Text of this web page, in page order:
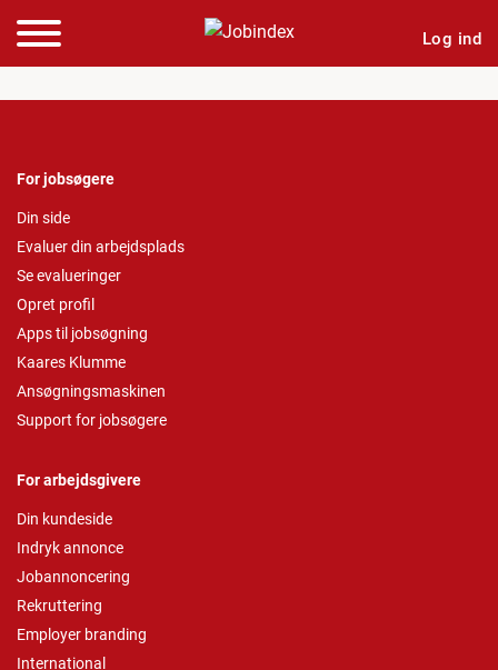
Log ind
For jobsøgere
Din side
Evaluer din arbejdsplads
Se evalueringer
Opret profil
Apps til jobsøgning
Kaares Klumme
Ansøgningsmaskinen
Support for jobsøgere
For arbejdsgivere
Din kundeside
Indryk annonce
Jobannoncering
Rekruttering
Employer branding
International